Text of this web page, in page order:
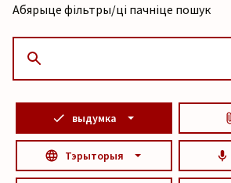
Абярыце фільтры/ці пачніце пошук
выдумка
Тэрыторыя